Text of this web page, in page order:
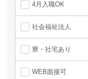
4月入職OK
社会福祉法人
寮・社宅あり
WEB面接可